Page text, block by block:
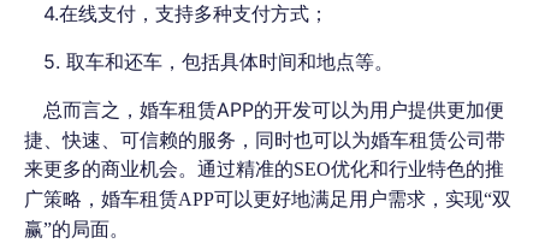
4.在线支付，支持多种支付方式；
5. 取车和还车，包括具体时间和地点等。
总而言之，婚车租赁APP的开发可以为用户提供更加便
捷、快速、可信赖的服务，同时也可以为婚车租赁公司带
来更多的商业机会。通过精准的SEO优化和行业特色的推
广策略，婚车租赁APP可以更好地满足用户需求，实现“双
赢”的局面。